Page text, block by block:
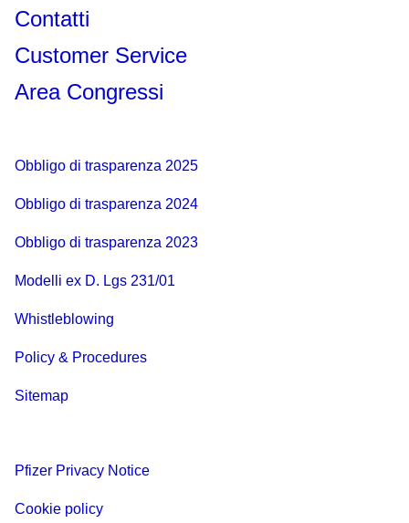
Contatti
Customer Service
Area Congressi
Obbligo di trasparenza 2025
Obbligo di trasparenza 2024
Obbligo di trasparenza 2023
Modelli ex D. Lgs 231/01
Whistleblowing
Policy & Procedures
Sitemap
Pfizer Privacy Notice
Cookie policy